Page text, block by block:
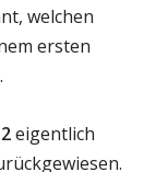
welchen
ersten
eigentlich